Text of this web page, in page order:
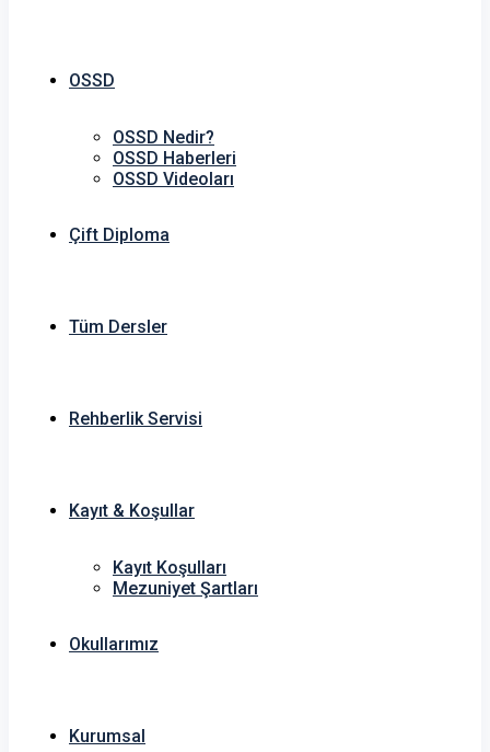
OSSD
OSSD Nedir?
OSSD Haberleri
OSSD Videoları
Çift Diploma
Tüm Dersler
Rehberlik Servisi
Kayıt & Koşullar
Kayıt Koşulları
Mezuniyet Şartları
Okullarımız
Kurumsal